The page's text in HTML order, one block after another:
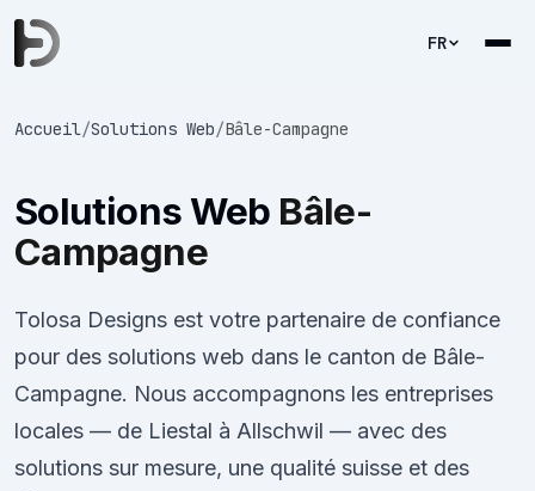
FR
Accueil/Solutions Web/Bâle-Campagne
Solutions Web Bâle-
Campagne
Tolosa Designs est votre partenaire de confiance
pour des solutions web dans le canton de Bâle-
Campagne. Nous accompagnons les entreprises
locales — de Liestal à Allschwil — avec des
solutions sur mesure, une qualité suisse et des